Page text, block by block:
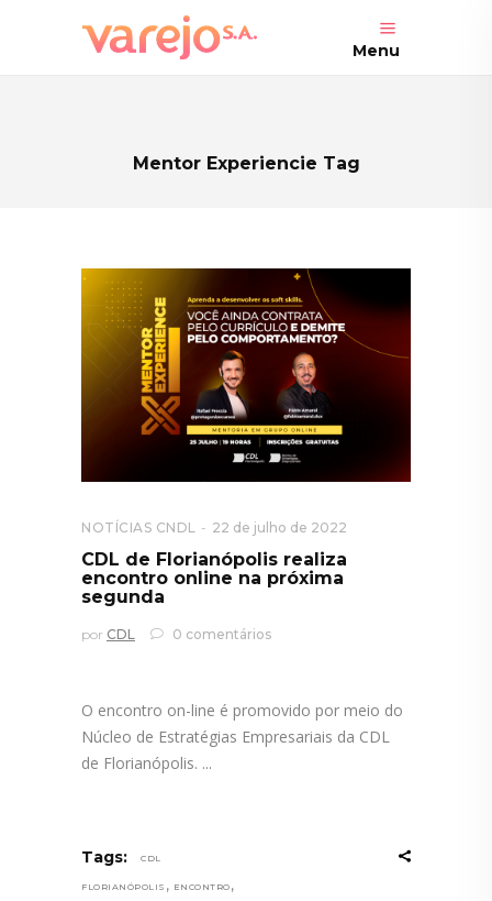
Menu
Mentor Experiencie Tag
NOTÍCIAS CNDL 22 de julho de 2022
CDL de Florianópolis realiza
encontro online na próxima
segunda
por CDL 0 comentários
O encontro on-line é promovido por meio do
Núcleo de Estratégias Empresariais da CDL
de Florianópolis.
Tags: CDL
FLORIANÓPOLIS , ENCONTRO ,